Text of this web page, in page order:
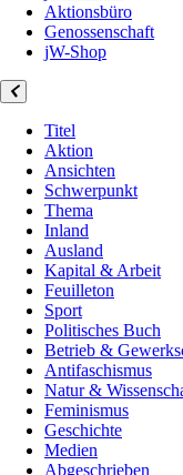
Aktionsbüro
Genossenschaft
jW-Shop
Titel
Aktion
Ansichten
Schwerpunkt
Thema
Inland
Ausland
Kapital & Arbeit
Feuilleton
Sport
Politisches Buch
Betrieb &
Antifaschismus
Natur &
Feminismus
Geschichte
Medien
Abgeschrieben